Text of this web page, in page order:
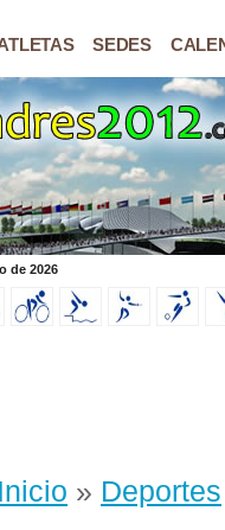
SEDES
de 2026
Inicio » Deportes